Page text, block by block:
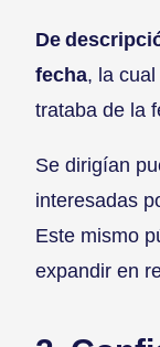
De
fecha, la
trataba de la
Se dirigían
interesadas
Este mismo
expandir en